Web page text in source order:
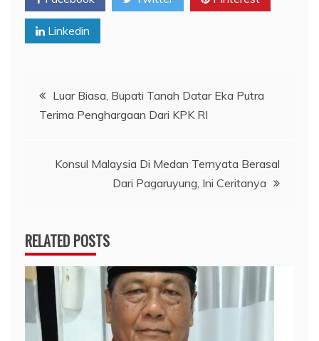
Linkedin
Navigasi
pos
Luar Biasa, Bupati Tanah Datar Eka Putra
Terima Penghargaan Dari KPK RI
Konsul Malaysia Di Medan Ternyata Berasal
Dari Pagaruyung, Ini Ceritanya
RELATED POSTS